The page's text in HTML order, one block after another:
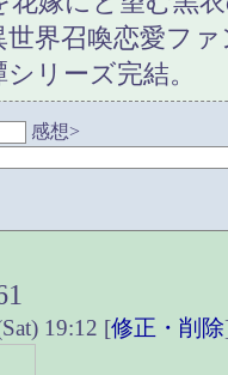
世界召喚恋愛フ
リーズ完結。
感想>
19:12 [修正・削除